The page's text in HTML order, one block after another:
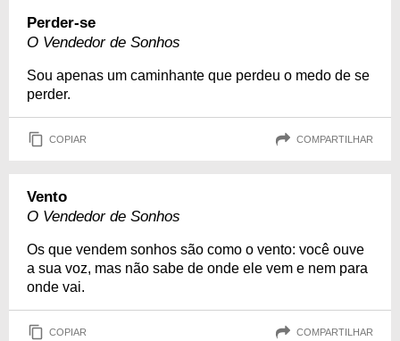
Perder-se
O Vendedor de Sonhos
Sou apenas um caminhante que perdeu o medo de se
perder.
COPIAR COMPARTILHAR
Vento
O Vendedor de Sonhos
Os que vendem sonhos são como o vento: você ouve
a sua voz, mas não sabe de onde ele vem e nem para
onde vai.
COPIAR COMPARTILHAR